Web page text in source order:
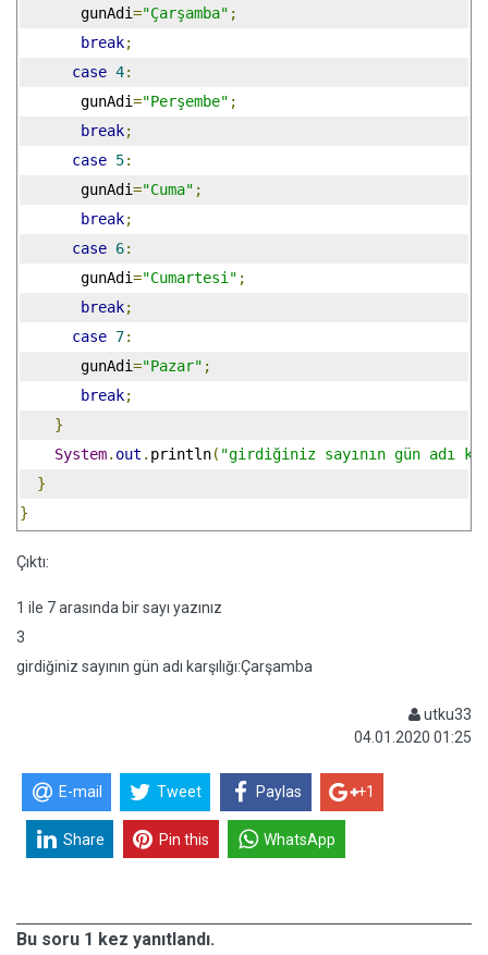
       gunAdi
="Çarşamba" ;
break;
case 4:
       gunAdi
="Perşembe" ;
break;
case 5:
       gunAdi
="Cuma" ;
break;
case 6:
       gunAdi
="Cumartesi" ;
break;
case 7:
       gunAdi
="Pazar" ;
break;
}
System. out . println( "girdiğiniz sayının gün adı
}
}
Çıktı:
1 ile 7 arasında bir sayı yazınız
3
girdiğiniz sayının gün adı karşılığı:Çarşamba
utku33
04.01.2020 01:25
E-mail Tweet Paylas +1
Share Pin this WhatsApp
Bu soru 1 kez yanıtlandı.